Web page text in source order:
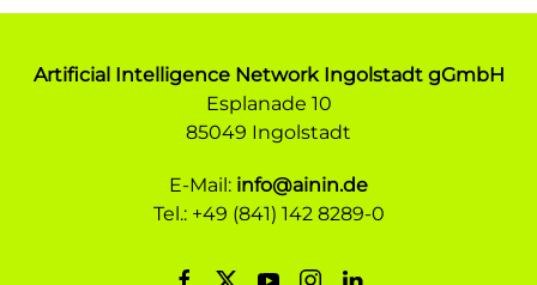
Artificial Intelligence Network Ingolstadt gGmbH
Esplanade 10
85049 Ingolstadt
E-Mail: info@ainin.de
Tel.: +49 (841) 142 8289-0